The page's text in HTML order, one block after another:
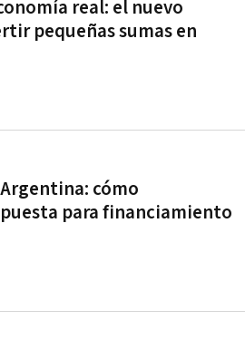
real: el nuevo
pequeñas sumas en
cómo
para financiamiento